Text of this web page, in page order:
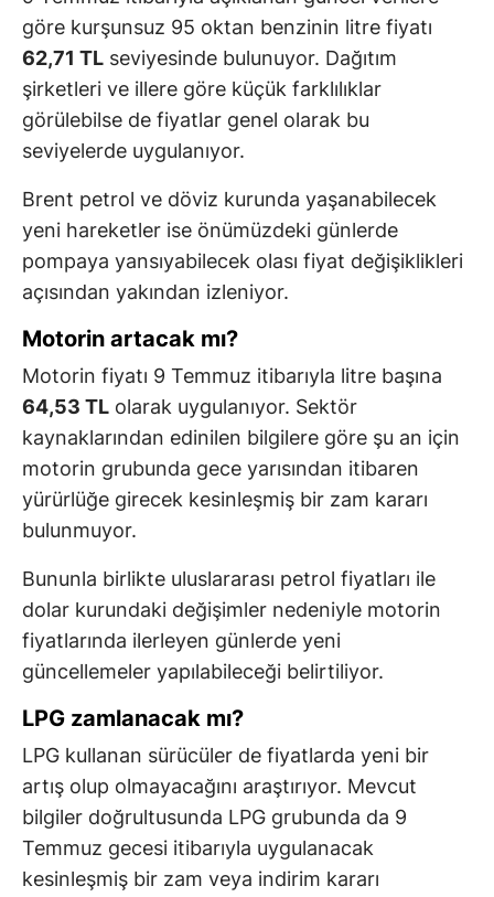
göre kurşunsuz 95 oktan benzinin litre fiyatı
62,71 TL seviyesinde bulunuyor. Dağıtım
şirketleri ve illere göre küçük farklılıklar
görülebilse de fiyatlar genel olarak bu
seviyelerde uygulanıyor.
Brent petrol ve döviz kurunda yaşanabilecek
yeni hareketler ise önümüzdeki günlerde
pompaya yansıyabilecek olası fiyat değişiklikleri
açısından yakından izleniyor.
Motorin artacak mı?
Motorin fiyatı 9 Temmuz itibarıyla litre başına
64,53 TL olarak uygulanıyor. Sektör
kaynaklarından edinilen bilgilere göre şu an için
motorin grubunda gece yarısından itibaren
yürürlüğe girecek kesinleşmiş bir zam kararı
bulunmuyor.
Bununla birlikte uluslararası petrol fiyatları ile
dolar kurundaki değişimler nedeniyle motorin
fiyatlarında ilerleyen günlerde yeni
güncellemeler yapılabileceği belirtiliyor.
LPG zamlanacak mı?
LPG kullanan sürücüler de fiyatlarda yeni bir
artış olup olmayacağını araştırıyor. Mevcut
bilgiler doğrultusunda LPG grubunda da 9
Temmuz gecesi itibarıyla uygulanacak
kesinleşmiş bir zam veya indirim kararı